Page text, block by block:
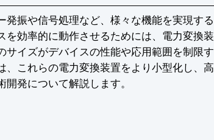
振や信号処理など、様々な機能を実現する
を効率的に動作させるためには、電力変換装
サイズがデバイスの性能や応用範囲を制限す
、これらの電力変換装置をより小型化し、高
発について解説します。